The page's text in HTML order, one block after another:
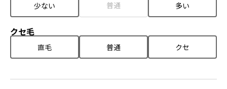
少ない 普通 多い
クセ毛
直毛 普通 クセ